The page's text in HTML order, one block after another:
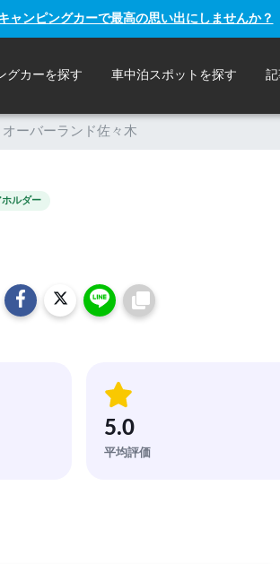
ャンピングカーで最高の思い出にしませんか？
グカーを探す 車中泊スポットを探す
オーバーランド佐々木
ホルダー
5.0
平均評価